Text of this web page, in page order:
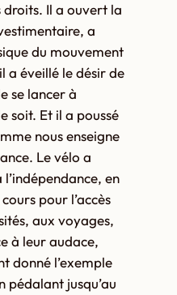
droits. Il a ouvert la
a
du mouvement
a éveillé le désir de
se lancer à
soit. Et il a poussé
nous enseigne
Le vélo a
en
pour l’accès
aux voyages,
à leur audace,
donné l’exemple
pédalant jusqu’au